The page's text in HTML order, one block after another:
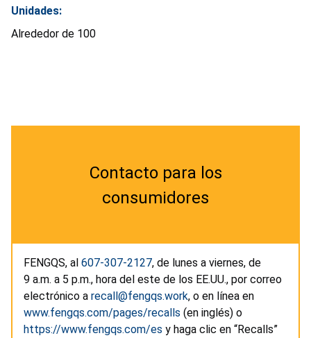
Unidades:
Alrededor de 100
Contacto para los
consumidores
FENGQS, al 607-307-2127, de lunes a viernes, de
9 a.m. a 5 p.m., hora del este de los EE.UU., por correo
electrónico a recall@fengqs.work, o en línea en
www.fengqs.com/pages/recalls (en inglés) o
https://www.fengqs.com/es y haga clic en “Recalls”